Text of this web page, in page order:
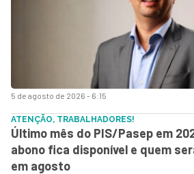
5 de agosto de 2026 - 6:15
ATENÇÃO, TRABALHADORES!
Último mês do PIS/Pasep em
abono fica disponível e quem
em agosto